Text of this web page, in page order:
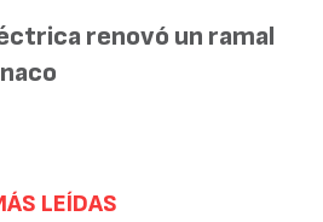
renovó un ramal
LEÍDAS